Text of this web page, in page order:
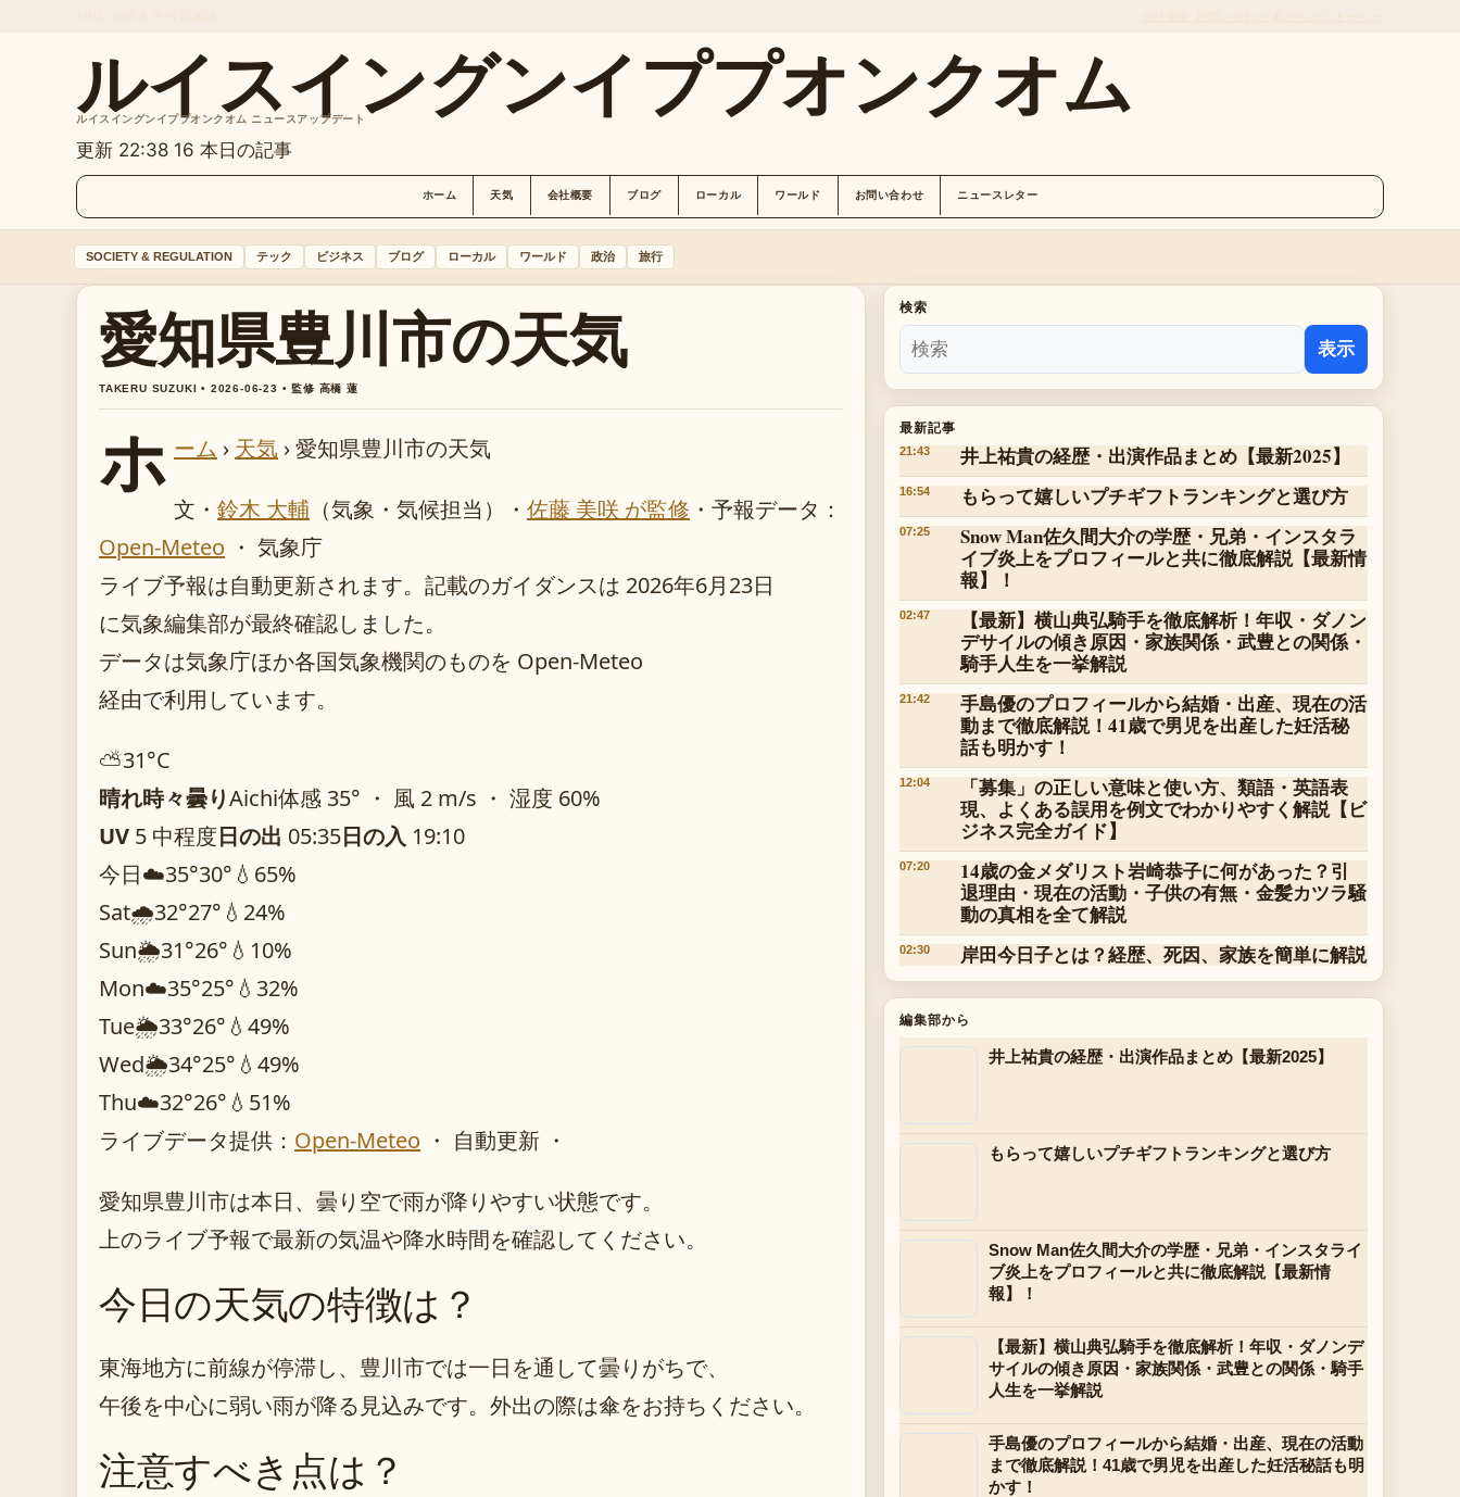
ルイスイングンイププオンクオム
ルイスイングンイププオンクオム ニュースアップデート
更新 22:38 16 本日の記事
ホーム 天気 会社概要 ブログ ローカル ワールド お問い合わせ ニュースレター
SOCIETY & REGULATION テック ビジネス ブログ ローカル ワールド 政治 旅行
愛知県豊川市の天気
TAKERU SUZUKI • 2026-06-23 • 監修 高橋 蓮
ホ ーム › 天気 ›愛知県豊川市の天気
文・ 鈴木 大輔 （気象・気候担当） ・ 佐藤 美咲 が監修 ・ 予報データ：
Open-Meteo ・ 気象庁
ライブ予報は自動更新されます。記載のガイダンスは 2026年6月23日
に気象編集部が最終確認しました。
データは気象庁ほか各国気象機関のものを Open-Meteo
経由で利用しています。
⛅31°C
晴れ時々曇りAichi体感 35° ・ 風 2 m/s ・ 湿度 60%
UV 5 中程度日の出 05:35日の入 19:10
今日☁️35°30° 💧65%
Sat🌧️32°27° 💧24%
Sun🌦️31°26° 💧10%
Mon☁️35°25° 💧32%
Tue🌦️33°26° 💧49%
Wed🌦️34°25° 💧49%
Thu☁️32°26° 💧51%
ライブデータ提供： Open-Meteo ・ 自動更新 ・
愛知県豊川市は本日、曇り空で雨が降りやすい状態です。
上のライブ予報で最新の気温や降水時間を確認してください。
今日の天気の特徴は？
東海地方に前線が停滞し、豊川市では一日を通して曇りがちで、
午後を中心に弱い雨が降る見込みです。外出の際は傘をお持ちください。
注意すべき点は？
検索
表示
最新記事
21:43 井上祐貴の経歴・出演作品まとめ【最新2025】
16:54 もらって嬉しいプチギフトランキングと選び方
07:25
Snow Man佐久間大介の学歴・兄弟・インスタラ
イブ炎上をプロフィールと共に徹底解説【最新情
報】！
02:47
【最新】横山典弘騎手を徹底解析！年収・ダノン
デサイルの傾き原因・家族関係・武豊との関係・
騎手人生を一挙解説
21:42
手島優のプロフィールから結婚・出産、現在の活
動まで徹底解説！41歳で男児を出産した妊活秘
話も明かす！
12:04
「募集」の正しい意味と使い方、類語・英語表
現、よくある誤用を例文でわかりやすく解説【ビ
ジネス完全ガイド】
07:20
14歳の金メダリスト岩崎恭子に何があった？引
退理由・現在の活動・子供の有無・金髪カツラ騒
動の真相を全て解説
02:30 岸田今日子とは？経歴、死因、家族を簡単に解説
編集部から
井上祐貴の経歴・出演作品まとめ【最新2025】
もらって嬉しいプチギフトランキングと選び方
Snow Man佐久間大介の学歴・兄弟・インスタライ
ブ炎上をプロフィールと共に徹底解説【最新情
報】！
【最新】横山典弘騎手を徹底解析！年収・ダノンデ
サイルの傾き原因・家族関係・武豊との関係・騎手
人生を一挙解説
手島優のプロフィールから結婚・出産、現在の活動
まで徹底解説！41歳で男児を出産した妊活秘話も明
かす！